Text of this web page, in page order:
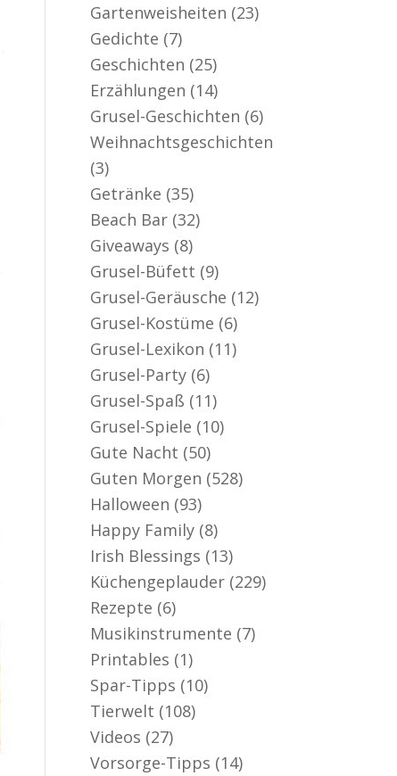
Gartenweisheiten (23)
Gedichte (7)
Geschichten (25)
Erzählungen (14)
Grusel-Geschichten (6)
Weihnachtsgeschichten
(3)
Getränke (35)
Beach Bar (32)
Giveaways (8)
Grusel-Büfett (9)
Grusel-Geräusche (12)
Grusel-Kostüme (6)
Grusel-Lexikon (11)
Grusel-Party (6)
Grusel-Spaß (11)
Grusel-Spiele (10)
Gute Nacht (50)
Guten Morgen (528)
Halloween (93)
Happy Family (8)
Irish Blessings (13)
Küchengeplauder (229)
Rezepte (6)
Musikinstrumente (7)
Printables (1)
Spar-Tipps (10)
Tierwelt (108)
Videos (27)
Vorsorge-Tipps (14)